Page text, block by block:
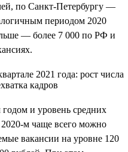
по Санкт-Петербургу —
периодом 2020
— более 7 000 по РФ и
и уровень средних
м чаще всего можно
вакансии на уровне 120